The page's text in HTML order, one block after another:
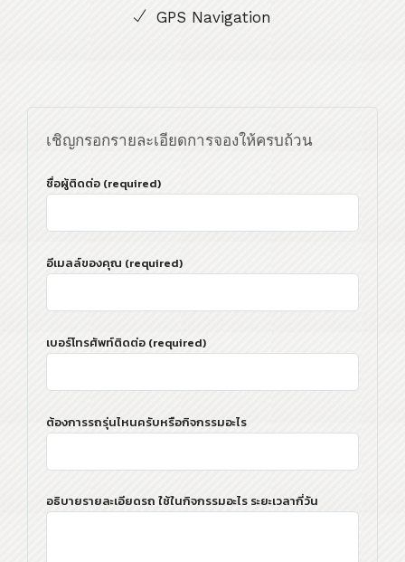
GPS Navigation
เชิญกรอกรายละเอียดการจองให้ครบถ้วน
ชื่อผู้ติดต่อ (required)
อีเมลล์ของคุณ (required)
เบอร์โทรศัพท์ติดต่อ (required)
ต้องการรถรุ่นไหนครับหรือกิจกรรมอะไร
อธิบายรายละเอียดรถ ใช้ในกิจกรรมอะไร ระยะเวลากี่วัน